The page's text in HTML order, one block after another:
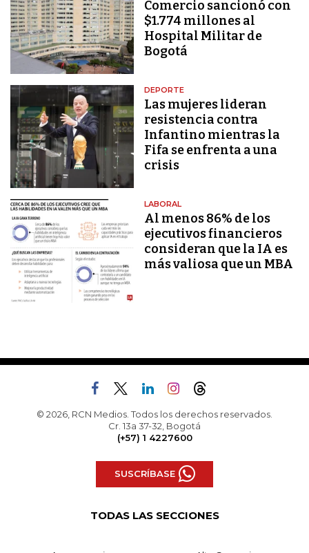
Comercio sancionó con
$1.774 millones al
Hospital Militar de
Bogotá
DEPORTE
Las mujeres lideran
resistencia contra
Infantino mientras la
Fifa se enfrenta a una
crisis
LABORAL
Al menos 86% de los
ejecutivos financieros
consideran que la IA es
más valiosa que un MBA
© 2026, RCN Medios. Todos los derechos reservados.
Cr. 13a 37-32, Bogotá
(+57) 1 4227600
SUSCRÍBASE
TODAS LAS SECCIONES